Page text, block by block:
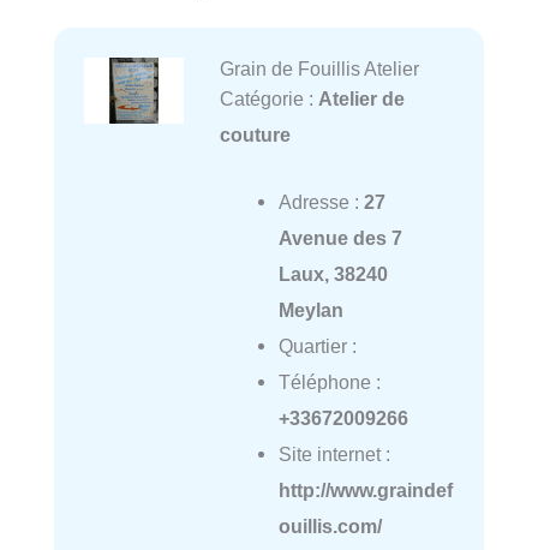
Grain de Fouillis Atelier
Catégorie : Atelier de
couture
Adresse : 27
Avenue des 7
Laux, 38240
Meylan
Quartier :
Téléphone :
+33672009266
Site internet :
http://www.graindef
ouillis.com/